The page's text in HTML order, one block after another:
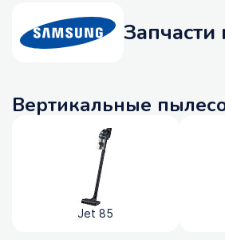
Запчасти
Вертикальные
Jet 85